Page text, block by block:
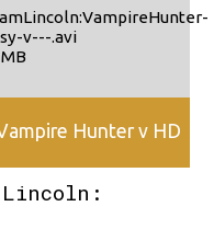
v---.avi
Hunter v HD